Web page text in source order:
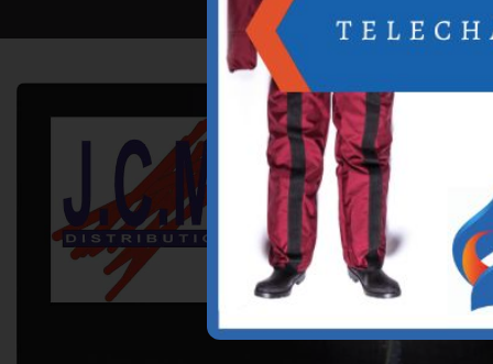
Grade : Adjudant-Chef